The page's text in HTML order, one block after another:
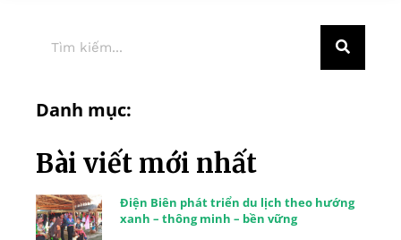
Danh mục:
Bài viết mới nhất
Điện Biên phát triển du lịch theo hướng
xanh – thông minh – bền vững